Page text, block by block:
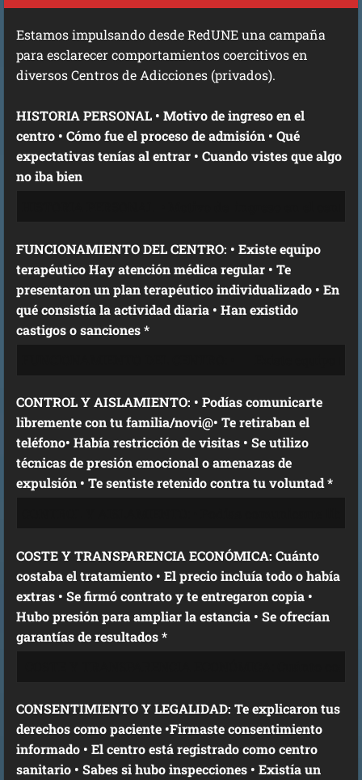
Estamos impulsando desde RedUNE una campaña
para esclarecer comportamientos coercitivos en
diversos Centros de Adicciones (privados).
HISTORIA PERSONAL • Motivo de ingreso en el
centro • Cómo fue el proceso de admisión • Qué
expectativas tenías al entrar • Cuando vistes que algo
no iba bien
FUNCIONAMIENTO DEL CENTRO: • Existe equipo
terapéutico Hay atención médica regular • Te
presentaron un plan terapéutico individualizado • En
qué consistía la actividad diaria • Han existido
castigos o sanciones *
CONTROL Y AISLAMIENTO: • Podías comunicarte
libremente con tu familia/novi@• Te retiraban el
teléfono• Había restricción de visitas • Se utilizo
técnicas de presión emocional o amenazas de
expulsión • Te sentiste retenido contra tu voluntad *
COSTE Y TRANSPARENCIA ECONÓMICA: Cuánto
costaba el tratamiento • El precio incluía todo o había
extras • Se firmó contrato y te entregaron copia •
Hubo presión para ampliar la estancia • Se ofrecían
garantías de resultados *
CONSENTIMIENTO Y LEGALIDAD: Te explicaron tus
derechos como paciente •Firmaste consentimiento
informado • El centro está registrado como centro
sanitario • Sabes si hubo inspecciones • Existía un